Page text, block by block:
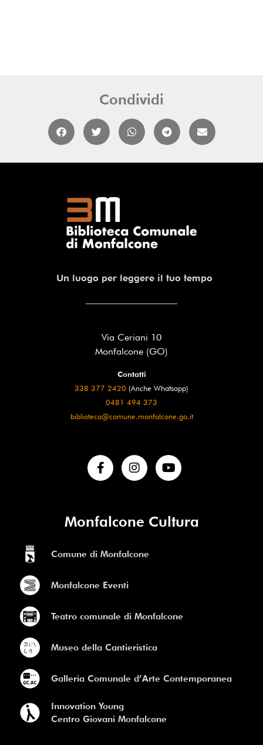
Condividi
Un luogo per leggere il tuo tempo
Via Ceriani 10
Monfalcone (GO)
Contatti
338 377 2420 (Anche Whatsapp)
0481 494 373
biblioteca@comune.monfalcone.go.it
Monfalcone Cultura
Comune di Monfalcone
Monfalcone Eventi
Teatro comunale di Monfalcone
Museo della Cantieristica
Galleria Comunale d’Arte Contemporanea
Innovation Young
Centro Giovani Monfalcone